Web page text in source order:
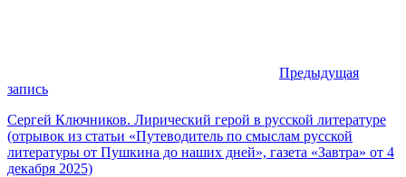
Предыдущая
запись
Сергей Ключников. Лирический герой в русской литературе
(отрывок из статьи «Путеводитель по смыслам русской
литературы от Пушкина до наших дней», газета «Завтра» от 4
декабря 2025)